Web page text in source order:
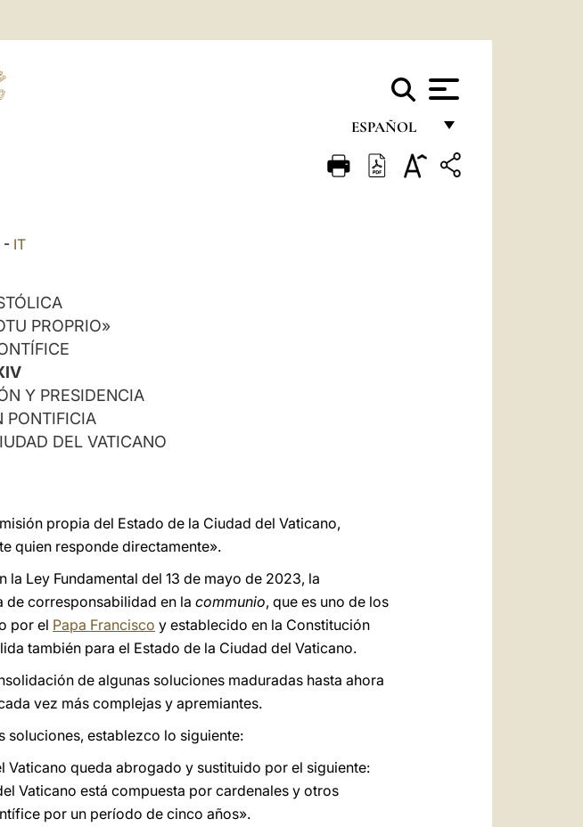
ESPAÑOL
FRANÇAIS
- IT
PROPRIO»
Y PRESIDENCIA
PONTIFICIA
DEL VATICANO
propia del Estado de la Ciudad del Vaticano,
quien responde directamente».
Ley Fundamental del 13 de mayo de 2023, la
de corresponsabilidad en la communio, que es uno de los
por el Papa Francisco y establecido en la Constitución
también para el Estado de la Ciudad del Vaticano.
de algunas soluciones maduradas hasta ahora
vez más complejas y apremiantes.
establezco lo siguiente:
Vaticano queda abrogado y sustituido por el siguiente:
Vaticano está compuesta por cardenales y otros
por un período de cinco años».